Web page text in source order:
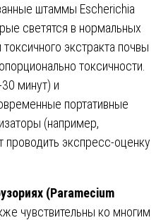
штаммы Escherichia
светятся в нормальных
экстракта почвы
токсичности.
минут) и
портативные
(например,
экспресс-оценку
(Paramecium
чувствительны ко многим